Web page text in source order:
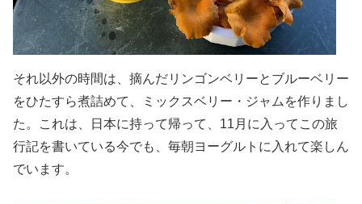
それ以外の時間は、摘んだリンゴンベリーとブルーベリー
をひたすら煮詰めて、ミックスベリー・ジャムを作りまし
た。これは、日本に持って帰って、11月に入ってこの旅
行記を書いている今でも、毎朝ヨーグルトに入れて楽しん
でいます。